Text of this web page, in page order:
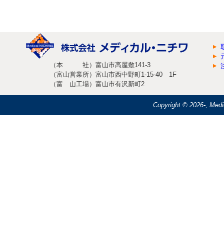
（本 社）富山市高屋敷141-3
（富山営業所）富山市西中野町1-15-40 1F
（富 山工場）富山市有沢新町2
Copyright ©2026-,